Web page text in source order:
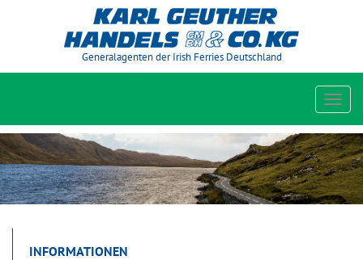
Generalagenten der Irish Ferries Deutschland
INFORMATIONEN